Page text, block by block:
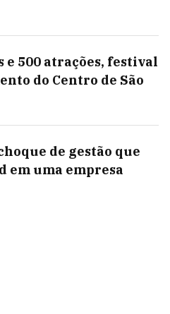
e 500 atrações, festival
do Centro de São
de gestão que
em uma empresa